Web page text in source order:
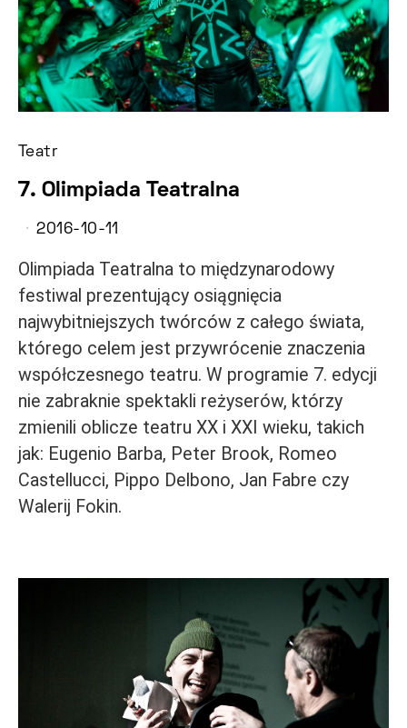
Teatr
7. Olimpiada Teatralna
2016-10-11
Olimpiada Teatralna to międzynarodowy
festiwal prezentujący osiągnięcia
najwybitniejszych twórców z całego świata,
którego celem jest przywrócenie znaczenia
współczesnego teatru. W programie 7. edycji
nie zabraknie spektakli reżyserów, którzy
zmienili oblicze teatru XX i XXI wieku, takich
jak: Eugenio Barba, Peter Brook, Romeo
Castellucci, Pippo Delbono, Jan Fabre czy
Walerij Fokin.